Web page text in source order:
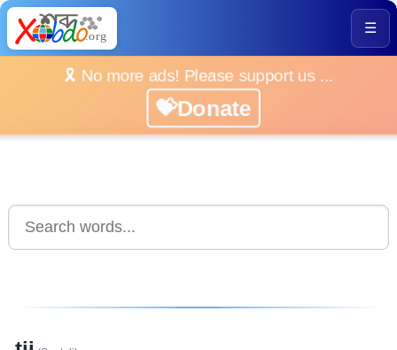
☰
🎗️ No more ads! Please support us ...
💝Donate